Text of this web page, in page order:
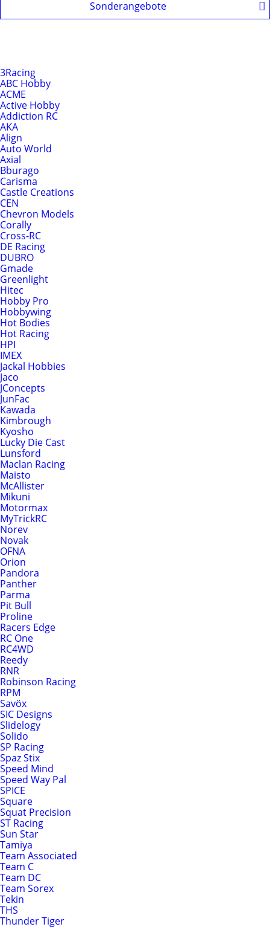
Sonderangebote
3Racing
ABC Hobby
ACME
Active Hobby
Addiction RC
AKA
Align
Auto World
Axial
Bburago
Carisma
Castle Creations
CEN
Chevron Models
Corally
Cross-RC
DE Racing
DUBRO
Gmade
Greenlight
Hitec
Hobby Pro
Hobbywing
Hot Bodies
Hot Racing
HPI
IMEX
Jackal Hobbies
Jaco
JConcepts
JunFac
Kawada
Kimbrough
Kyosho
Lucky Die Cast
Lunsford
Maclan Racing
Maisto
McAllister
Mikuni
Motormax
MyTrickRC
Norev
Novak
OFNA
Orion
Pandora
Panther
Parma
Pit Bull
Proline
Racers Edge
RC One
RC4WD
Reedy
RNR
Robinson Racing
RPM
Savöx
SIC Designs
Slidelogy
Solido
SP Racing
Spaz Stix
Speed Mind
Speed Way Pal
SPICE
Square
Squat Precision
ST Racing
Sun Star
Tamiya
Team Associated
Team C
Team DC
Team Sorex
Tekin
THS
Thunder Tiger